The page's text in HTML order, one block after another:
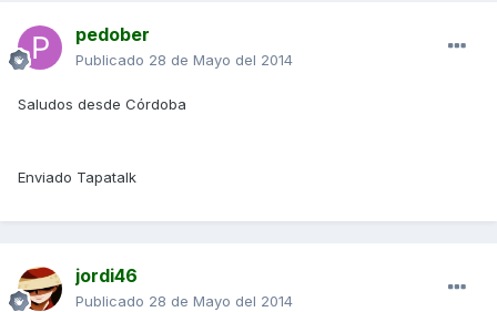
pedober
Publicado 28 de Mayo del 2014
Saludos desde Córdoba
Enviado Tapatalk
jordi46
Publicado 28 de Mayo del 2014